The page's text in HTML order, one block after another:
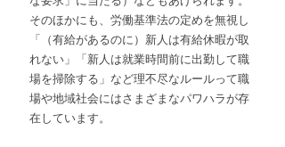
そのほかにも、労働基準法の定めを無視し
「（有給があるのに）新人は有給休暇が取
れない」「新人は就業時間前に出勤して職
場を掃除する」など理不尽なルールって職
場や地域社会にはさまざまなパワハラが存
在しています。